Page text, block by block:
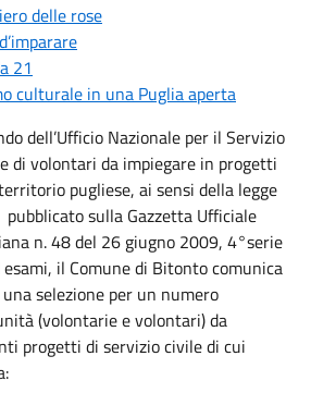
delle rose
21
culturale in una Puglia aperta
dell’Ufficio Nazionale per il Servizio
di volontari da impiegare in progetti
pugliese, ai sensi della legge
sulla Gazzetta Ufficiale
n. 48 del 26 giugno 2009, 4°serie
il Comune di Bitonto comunica
selezione per un numero
(volontarie e volontari) da
progetti di servizio civile di cui